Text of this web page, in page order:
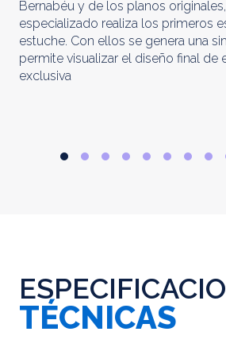
Bernabéu y de los planos
especializado realiza los primeros
estuche. Con ellos se genera una
permite visualizar el diseño final de
exclusiva
TÉCNICAS